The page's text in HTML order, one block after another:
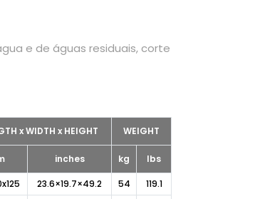
e de águas residuais, corte
x WIDTH x HEIGHT WEIGHT
inches kg lbs
23.6×19.7×49.2 54
119.1